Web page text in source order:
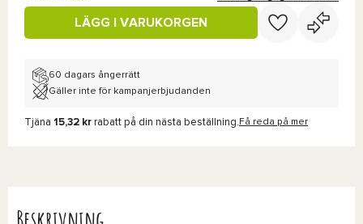
LÄGG I VARUKORGEN
60 dagars ångerrätt
Gäller inte för kampanjerbjudanden
Tjäna 15,32 kr rabatt på din nästa beställning. Få reda på mer